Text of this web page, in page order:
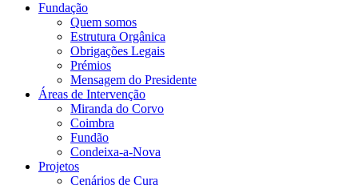
Fundação
Quem somos
Estrutura Orgânica
Obrigações Legais
Prémios
Mensagem do Presidente
Áreas de Intervenção
Miranda do Corvo
Coimbra
Fundão
Condeixa-a-Nova
Projetos
Cenários de Cura